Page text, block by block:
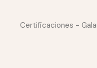
Certificaciones -